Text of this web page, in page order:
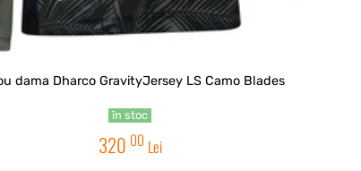
dama Dharco GravityJersey LS Camo Blades
în stoc
320 00 Lei